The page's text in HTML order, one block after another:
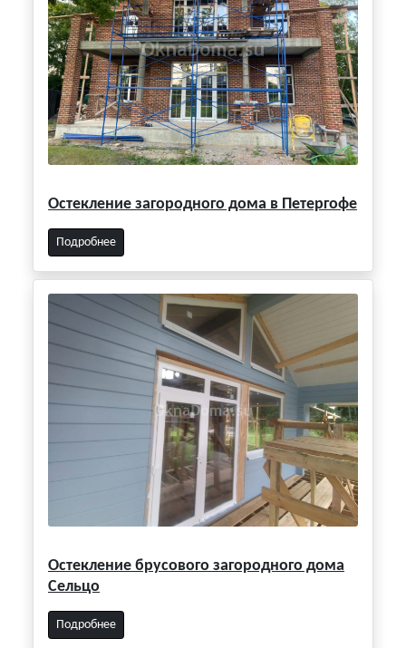
Остекление загородного дома в Петергофе
Подробнее
Остекление брусового загородного дома
Сельцо
Подробнее